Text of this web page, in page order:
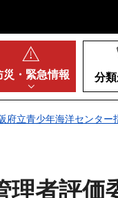
災・ 緊急情報 分
府立青少年海洋センター
者評価